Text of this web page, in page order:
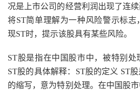
况是上市公司的经营利润出现了连
将ST简单理解为一种风险警示标志
现ST时，提示该股具有某些风险。
ST股是指在中国股市中，被特别
ST股的具体解释：ST股的定义 ST股
的缩写，意为特别处理。在中国股